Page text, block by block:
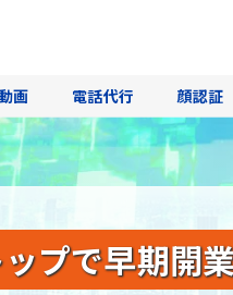
画 電話代行 顔認証
プで早期開